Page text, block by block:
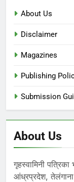
About Us
Disclaimer
Magazines
Publishing
Submission
About Us
गृहस्वामिनी
आंध्रप्रदेश, तेलंगाना